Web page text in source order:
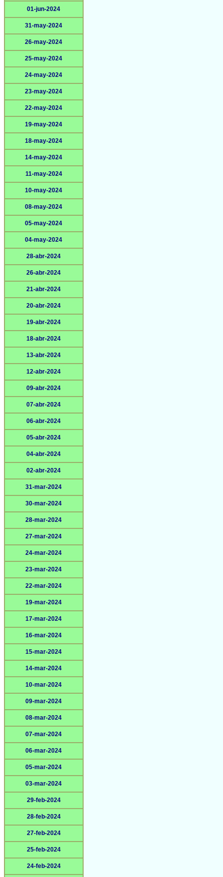
01-jun-2024
31-may-2024
26-may-2024
25-may-2024
24-may-2024
23-may-2024
22-may-2024
19-may-2024
18-may-2024
14-may-2024
11-may-2024
10-may-2024
08-may-2024
05-may-2024
04-may-2024
28-abr-2024
26-abr-2024
21-abr-2024
20-abr-2024
19-abr-2024
18-abr-2024
13-abr-2024
12-abr-2024
09-abr-2024
07-abr-2024
06-abr-2024
05-abr-2024
04-abr-2024
02-abr-2024
31-mar-2024
30-mar-2024
28-mar-2024
27-mar-2024
24-mar-2024
23-mar-2024
22-mar-2024
19-mar-2024
17-mar-2024
16-mar-2024
15-mar-2024
14-mar-2024
10-mar-2024
09-mar-2024
08-mar-2024
07-mar-2024
06-mar-2024
05-mar-2024
03-mar-2024
29-feb-2024
28-feb-2024
27-feb-2024
25-feb-2024
24-feb-2024